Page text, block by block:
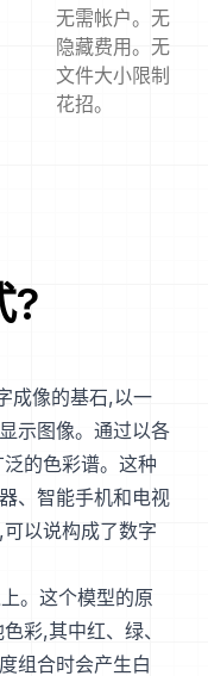
无需帐户。无
隐藏费用。无
文件大小限制
花招。
?
成像的基石,以一
示图像。通过以各
的色彩谱。这种
、智能手机和电视
以说构成了数字
。这个模型的原
彩,其中红、绿、
组合时会产生白